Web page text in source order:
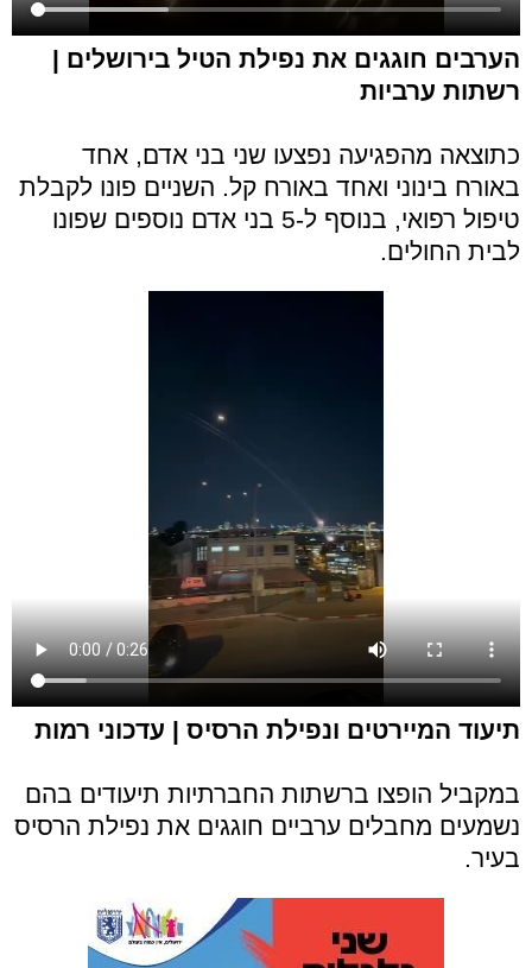
הערבים חוגגים את נפילת הטיל בירושלים |
רשתות ערביות
כתוצאה מהפגיעה נפצעו שני בני אדם, אחד
באורח בינוני ואחד באורח קל. השניים פונו לקבלת
טיפול רפואי, בנוסף ל-5 בני אדם נוספים שפונו
לבית החולים.
תיעוד המיירטים ונפילת הרסיס | עדכוני רמות
במקביל הופצו ברשתות החברתיות תיעודים בהם
נשמעים מחבלים ערביים חוגגים את נפילת הרסיס
בעיר.